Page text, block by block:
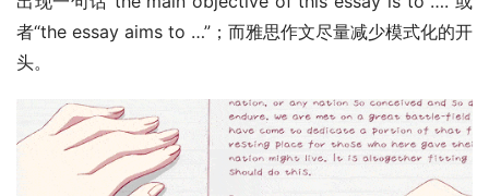
者“the essay aims to …”；而雅思作文尽量减少模式化的开
头。